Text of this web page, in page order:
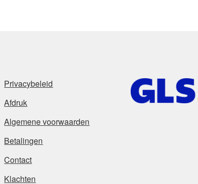
Privacybeleid
Afdruk
Algemene voorwaarden
Betalingen
Contact
Klachten